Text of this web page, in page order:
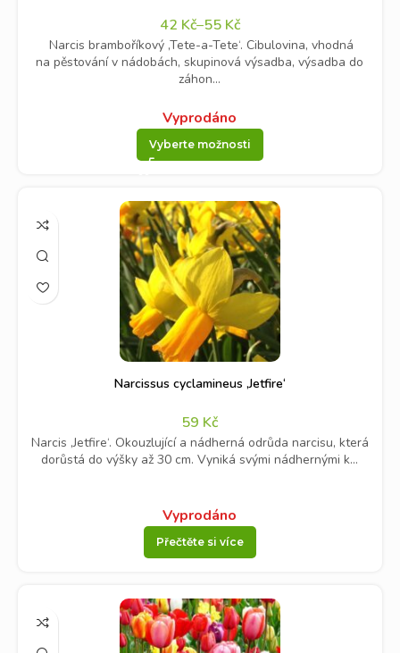
42 Kč–55 Kč
Narcis bramboříkový ‚Tete-a-Tete‘. Cibulovina, vhodná
na pěstování v nádobách, skupinová výsadba, výsadba do
záhon...
Vyprodáno
Vyberte možnosti
Narcissus cyclamineus ‚Jetfire‘
59 Kč
Narcis ‚Jetfire‘. Okouzlující a nádherná odrůda narcisu, která
dorůstá do výšky až 30 cm. Vyniká svými nádhernými k...
Vyprodáno
Přečtěte si více